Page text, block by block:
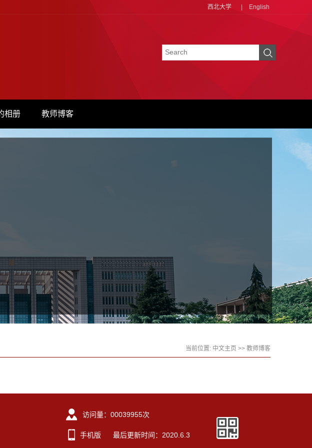
西北大学 English
相册 教师博客
当前位置: 中文主页 >> 教师博客
访问量： 00039955次
手机版 最后更新时间： 2020 6 3